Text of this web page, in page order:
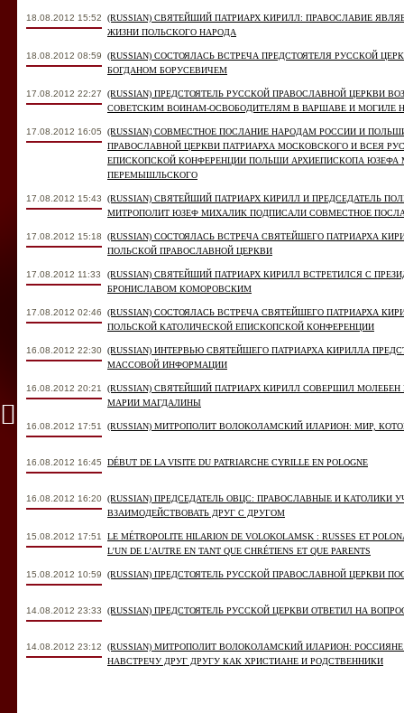
18.08.2012 15:52
(RUSSIAN) СВЯТЕЙШИЙ ПАТРИАРХ КИРИЛЛ: ПРАВОСЛАВИЕ
ЖИЗНИ ПОЛЬСКОГО НАРОДА
18.08.2012 08:59
(RUSSIAN) СОСТОЯЛАСЬ ВСТРЕЧА ПРЕДСТОЯТЕЛЯ РУССКОЙ
БОГДАНОМ БОРУСЕВИЧЕМ
17.08.2012 22:27
(RUSSIAN) ПРЕДСТОЯТЕЛЬ РУССКОЙ ПРАВОСЛАВНОЙ ЦЕРКВИ
СОВЕТСКИМ ВОИНАМ-ОСВОБОДИТЕЛЯМ В ВАРШАВЕ И МОГИЛЕ
17.08.2012 16:05
(RUSSIAN) СОВМЕСТНОЕ ПОСЛАНИЕ НАРОДАМ РОССИИ И
ПРАВОСЛАВНОЙ ЦЕРКВИ ПАТРИАРХА МОСКОВСКОГО И ВСЕЯ
ЕПИСКОПСКОЙ КОНФЕРЕНЦИИ ПОЛЬШИ АРХИЕПИСКОПА
ПЕРЕМЫШЛЬСКОГО
17.08.2012 15:43
(RUSSIAN) СВЯТЕЙШИЙ ПАТРИАРХ КИРИЛЛ И ПРЕДСЕДАТЕЛЬ
МИТРОПОЛИТ ЮЗЕФ МИХАЛИК ПОДПИСАЛИ СОВМЕСТНОЕ
17.08.2012 15:18
(RUSSIAN) СОСТОЯЛАСЬ ВСТРЕЧА СВЯТЕЙШЕГО ПАТРИАРХА
ПОЛЬСКОЙ ПРАВОСЛАВНОЙ ЦЕРКВИ
17.08.2012 11:33
(RUSSIAN) СВЯТЕЙШИЙ ПАТРИАРХ КИРИЛЛ ВСТРЕТИЛСЯ С
БРОНИСЛАВОМ КОМОРОВСКИМ
17.08.2012 02:46
(RUSSIAN) СОСТОЯЛАСЬ ВСТРЕЧА СВЯТЕЙШЕГО ПАТРИАРХА
ПОЛЬСКОЙ КАТОЛИЧЕСКОЙ ЕПИСКОПСКОЙ КОНФЕРЕНЦИИ
16.08.2012 22:30 (RUSSIAN) ИНТЕРВЬЮ СВЯТЕЙШЕГО ПАТРИАРХА КИРИЛЛА
МАССОВОЙ ИНФОРМАЦИИ
16.08.2012 20:21
(RUSSIAN) СВЯТЕЙШИЙ ПАТРИАРХ КИРИЛЛ СОВЕРШИЛ
МАРИИ МАГДАЛИНЫ
16.08.2012 17:51 (RUSSIAN) МИТРОПОЛИТ ВОЛОКОЛАМСКИЙ ИЛАРИОН: МИР,
16.08.2012 16:45 DÉBUT DE LA VISITE DU PATRIARCHE CYRILLE EN POLOGNE
16.08.2012 16:20 (RUSSIAN) ПРЕДСЕДАТЕЛЬ ОВЦС: ПРАВОСЛАВНЫЕ И КАТОЛИКИ
ВЗАИМОДЕЙСТВОВАТЬ ДРУГ С ДРУГОМ
15.08.2012 17:51
LE MÉTROPOLITE HILARION DE VOLOKOLAMSK : RUSSES ET
L’UN DE L’AUTRE EN TANT QUE CHRÉTIENS ET QUE PARENTS
15.08.2012 10:59 (RUSSIAN) ПРЕДСТОЯТЕЛЬ РУССКОЙ ПРАВОСЛАВНОЙ ЦЕРКВИ
14.08.2012 23:33 (RUSSIAN) ПРЕДСТОЯТЕЛЬ РУССКОЙ ЦЕРКВИ ОТВЕТИЛ НА
14.08.2012 23:12
(RUSSIAN) МИТРОПОЛИТ ВОЛОКОЛАМСКИЙ ИЛАРИОН:
НАВСТРЕЧУ ДРУГ ДРУГУ КАК ХРИСТИАНЕ И РОДСТВЕННИКИ